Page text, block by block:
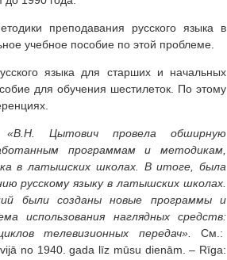
преподавания русского языка в
учебное пособие по этой проблеме.
языка для старших и начальных
для обучения шестилеток. По этому
«В.Н. Цытович провела обширную
программам и методикам,
в латышских школах. В итоге, была
русскому языку в латышских школах.
были созданы новые программы и
использования наглядных средств:
телевизионных передач». См.:
no 1940. gada līz mūsu dienām. – Rīga: